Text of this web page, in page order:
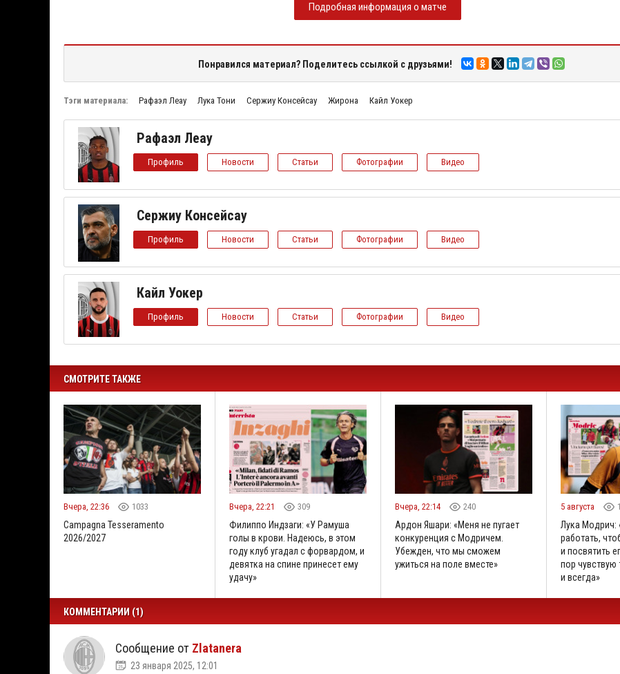
Подробная информация о матче
Понравился материал? Поделитесь ссылкой с друзьями!
Тэги материала: Рафаэл Леау Лука Тони Сержиу Консейсау Жирона Кайл Уокер
Рафаэл Леау
Профиль Новости Статьи Фотографии Видео
Сержиу Консейсау
Профиль Новости Статьи Фотографии Видео
Кайл Уокер
Профиль Новости Статьи Фотографии Видео
СМОТРИТЕ ТАКЖЕ
Вчера, 22:36 1033
Campagna Tesseramento
2026/2027
Вчера, 22:21 309
Филиппо Индзаги: «У Рамуша
голы в крови. Надеюсь, в этом
году клуб угадал с форвардом, и
девятка на спине принесет ему
удачу»
Вчера, 22:14 240
Ардон Яшари: «Меня не пугает
конкуренция с Модричем.
Убежден, что мы сможем
ужиться на поле вместе»
5 августа
Лука Модрич:
работать,
и посвятить
пор чувствую
и всегда»
КОММЕНТАРИИ (1)
Сообщение от Zlatanera
23 января 2025, 12:01